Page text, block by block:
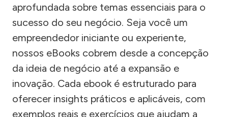
aprofundada sobre temas essenciais para o
sucesso do seu negócio. Seja você um
empreendedor iniciante ou experiente,
nossos eBooks cobrem desde a concepção
da ideia de negócio até a expansão e
inovação. Cada ebook é estruturado para
oferecer insights práticos e aplicáveis, com
exemplos reais e exercícios que ajudam a